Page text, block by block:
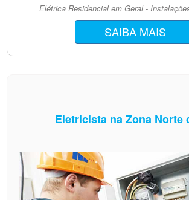
Elétrica Residencial em Geral -
SAIBA MAIS
Eletricista na Zona Norte